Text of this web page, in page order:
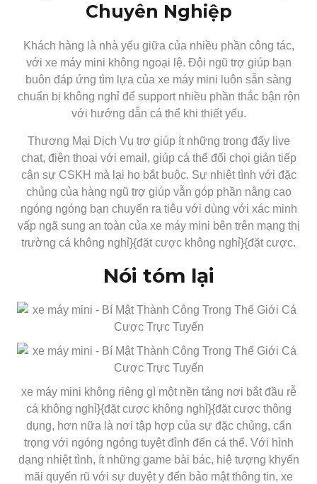
Chuyên Nghiệp
Khách hàng là nhà yếu giữa của nhiều phần công tác,
với xe máy mini không ngoại lệ. Đội ngũ trợ giúp bạn
buôn đáp ứng tìm lựa của xe máy mini luôn sẵn sàng
chuẩn bị không nghỉ để support nhiều phần thắc bận rộn
với hướng dẫn cá thể khi thiết yếu.
Thương Mại Dịch Vụ trợ giúp ít những trong đấy live
chat, điện thoại với email, giúp cá thể đối chọi giản tiếp
cận sự CSKH mà lại họ bắt buộc. Sự nhiệt tình với đặc
chủng của hàng ngũ trợ giúp vẫn góp phần nâng cao
ngóng ngóng bạn chuyển ra tiêu với dùng với xác minh
vấp ngã sung an toàn của xe máy mini bên trên mạng thị
trường cá không nghỉ}{đặt cược không nghỉ}{đặt cược.
Nói tóm lại
xe máy mini không riêng gì một nền tảng nơi bắt đầu rễ
cá không nghỉ}{đặt cược không nghỉ}{đặt cược thông
dụng, hơn nữa là nơi tập hợp của sự đặc chủng, cẩn
trọng với ngóng ngóng tuyệt đỉnh đến cá thể. Với hình
dạng nhiệt tình, ít những game bài bác, hiệ tượng khyến
mãi quyến rũ với sự duyệt y đến bảo mật thông tin, xe